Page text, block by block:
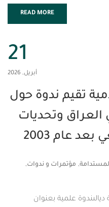
ندوة حول
و ندوات,
بعنوان